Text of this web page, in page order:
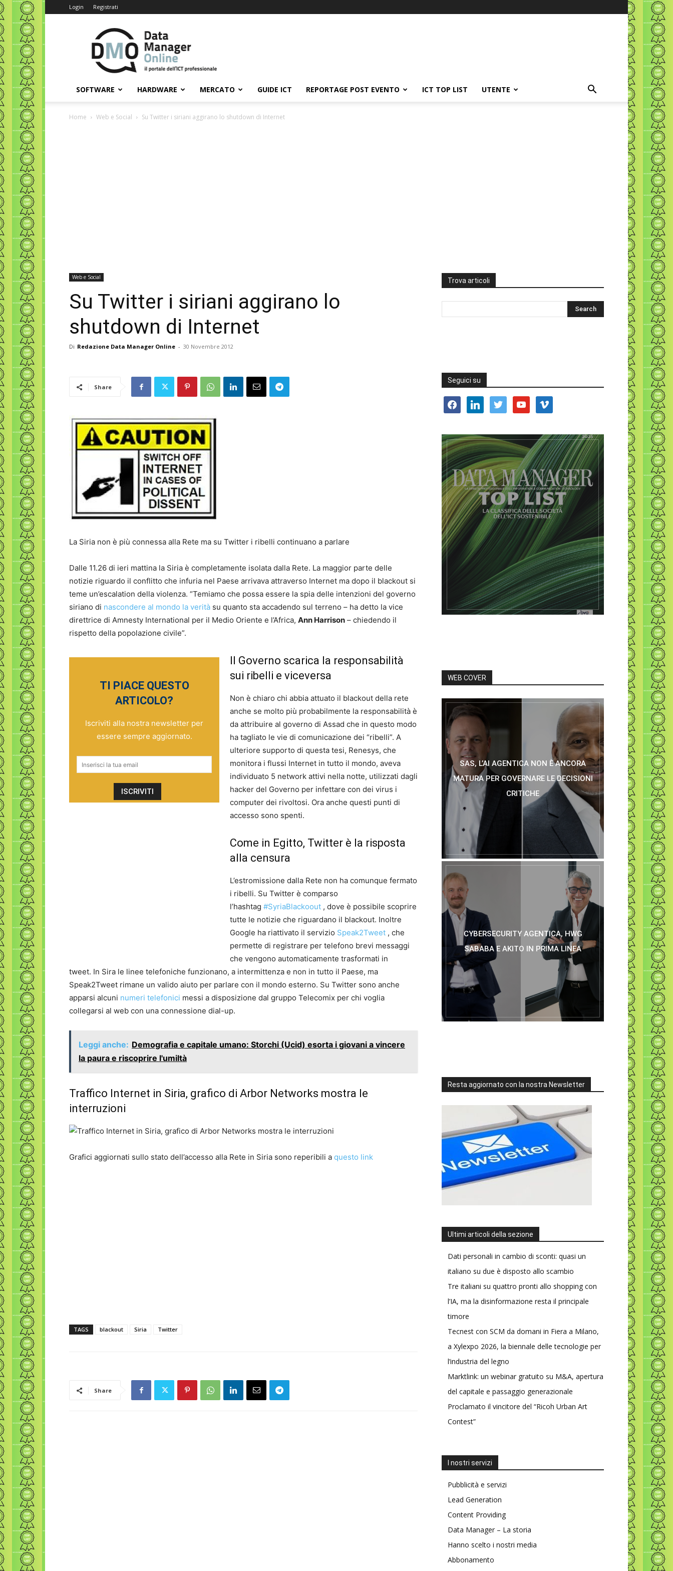
Login Registrati
Data
Manager
Online
SOFTWARE HARDWARE MERCATO GUIDE ICT REPORTAGE POST EVENTO ICT TOP LIST UTENTE
Home Web e Social Su Twitter i siriani aggirano lo shutdown di Internet
Web e Social
Su Twitter i siriani aggirano lo
shutdown di Internet
Di Redazione Data Manager Online - 30 Novembre 2012
Share
La Siria non è più connessa alla Rete ma su Twitter i ribelli continuano a parlare
Dalle 11.26 di ieri mattina la Siria è completamente isolata dalla Rete. La maggior parte delle
notizie riguardo il conflitto che infuria nel Paese arrivava attraverso Internet ma dopo il blackout si
teme un’escalation della violenza. “Temiamo che possa essere la spia delle intenzioni del governo
siriano di nascondere al mondo la verità su quanto sta accadendo sul terreno – ha detto la vice
direttrice di Amnesty International per il Medio Oriente e l’Africa, Ann Harrison – chiedendo il
rispetto della popolazione civile”.
TI PIACE QUESTO
ARTICOLO?
Iscriviti alla nostra newsletter per
essere sempre aggiornato.
Il Governo scarica la responsabilità
sui ribelli e viceversa
Non è chiaro chi abbia attuato il blackout della rete
anche se molto più probabilmente la responsabilità è
da attribuire al governo di Assad che in questo modo
ha tagliato le vie di comunicazione dei “ribelli”. A
ulteriore supporto di questa tesi, Renesys, che
monitora i flussi Internet in tutto il mondo, aveva
individuato 5 network attivi nella notte, utilizzati dagli
hacker del Governo per infettare con dei virus i
computer dei rivoltosi. Ora anche questi punti di
accesso sono spenti.
Come in Egitto, Twitter è la risposta
alla censura
L’estromissione dalla Rete non ha comunque fermato
i ribelli. Su Twitter è comparso
l’hashtag #SyriaBlackoout , dove è possibile scoprire
tutte le notizie che riguardano il blackout. Inoltre
Google ha riattivato il servizio Speak2Tweet , che
permette di registrare per telefono brevi messaggi
che vengono automaticamente trasformati in
tweet. In Sira le linee telefoniche funzionano, a intermittenza e non in tutto il Paese, ma
Speak2Tweet rimane un valido aiuto per parlare con il mondo esterno. Su Twitter sono anche
apparsi alcuni numeri telefonici messi a disposizione dal gruppo Telecomix per chi voglia
collegarsi al web con una connessione dial-up.
Leggi anche: Demografia e capitale umano: Storchi (Ucid) esorta i giovani a vincere
la paura e riscoprire l'umiltà
Traffico Internet in Siria, grafico di Arbor Networks mostra le
interruzioni
Grafici aggiornati sullo stato dell’accesso alla Rete in Siria sono reperibili a questo link
TAGS blackout Siria Twitter
Share
Trova articoli
Seguici su
facebooklinkedin twitter youtube vimeo
WEB COVER
SAS, L’AI AGENTICA NON È ANCORA
MATURA PER GOVERNARE LE DECISIONI
CRITICHE
CYBERSECURITY AGENTICA, HWG
SABABA E AKITO IN PRIMA LINEA
Resta aggiornato con la nostra Newsletter
Ultimi articoli della sezione
Dati personali in cambio di sconti: quasi un
italiano su due è disposto allo scambio
Tre italiani su quattro pronti allo shopping con
l’IA, ma la disinformazione resta il principale
timore
Tecnest con SCM da domani in Fiera a Milano,
a Xylexpo 2026, la biennale delle tecnologie per
l’industria del legno
Marktlink: un webinar gratuito su M&A, apertura
del capitale e passaggio generazionale
Proclamato il vincitore del “Ricoh Urban Art
Contest”
I nostri servizi
Pubblicità e servizi
Lead Generation
Content Providing
Data Manager – La storia
Hanno scelto i nostri media
Abbonamento